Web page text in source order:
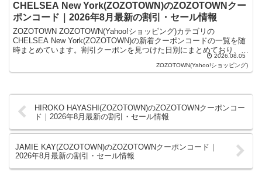
CHELSEA New York(ZOZOTOWN)のZOZOTOWNクー
ポンコード｜2026年8月最新の割引・セール情報
ZOZOTOWN ZOZOTOWN(Yahoo!ショッピング)カテゴリの
CHELSEA New York(ZOZOTOWN)の新着クーポンコードの一覧を随
時まとめています。割引クーポンを見つけた日別にまとめており、記
2026.08.05
ZOZOTOWN(Yahoo!ショッピング)
HIROKO HAYASHI(ZOZOTOWN)のZOZOTOWNクーポンコー
ド｜2026年8月最新の割引・セール情報
JAMIE KAY(ZOZOTOWN)のZOZOTOWNクーポンコード｜
2026年8月最新の割引・セール情報